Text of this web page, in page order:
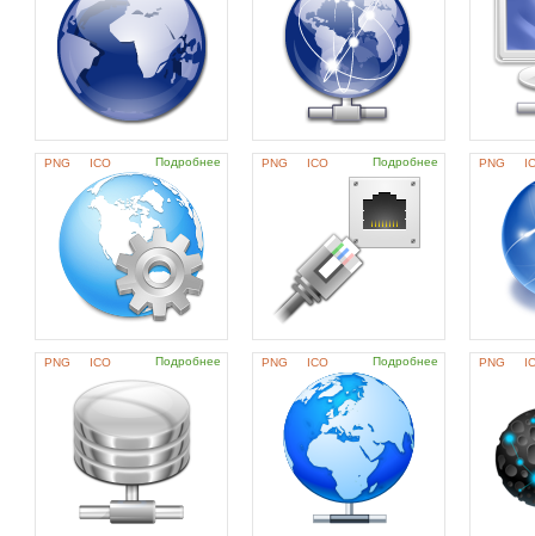
PNG ICO Подробнее PNG ICO Подробнее PNG
PNG ICO Подробнее PNG ICO Подробнее PNG